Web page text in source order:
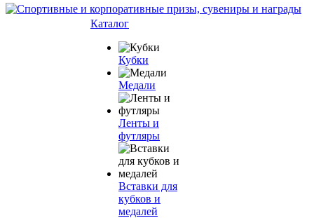
Каталог
Кубки
Медали
Ленты и
футляры
Вставки для
кубков и
медалей